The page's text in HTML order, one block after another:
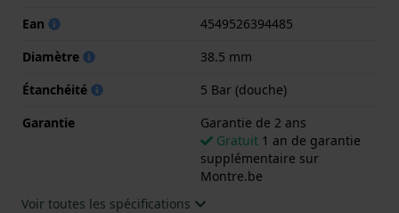
Ean
4549526394485
Diamètre
38.5 mm
Étanchéité
5 Bar (douche)
Garantie
Garantie de 2 ans
Gratuit 1 an de garantie
supplémentaire sur
Montre.be
Voir toutes les spécifications